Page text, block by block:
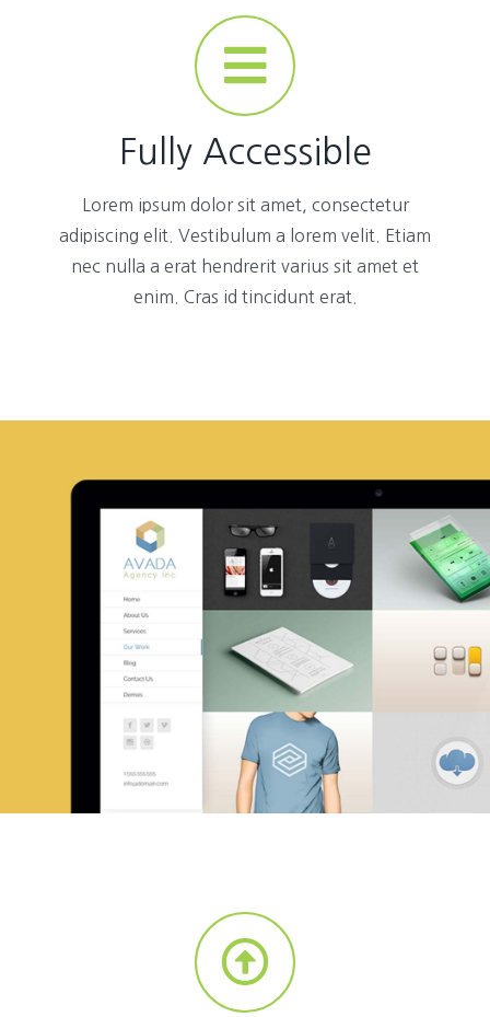
Fully Accessible
Lorem ipsum dolor sit amet, consectetur
adipiscing elit. Vestibulum a lorem velit. Etiam
nec nulla a erat hendrerit varius sit amet et
enim. Cras id tincidunt erat.